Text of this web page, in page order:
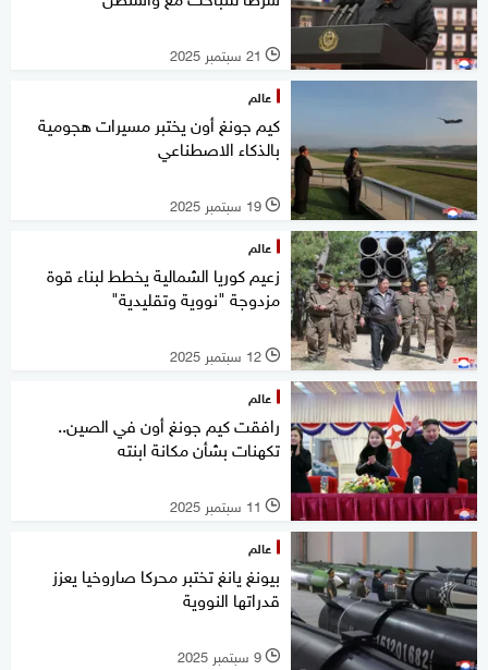
l 21 سبتمبر 2025
عالم
كيم جونغ أون يختبر مسيرات هجومية
بالذكاء الاصطناعي
l 19 سبتمبر 2025
عالم
زعيم كوريا الشمالية يخطط لبناء قوة
مزدوجة "نووية وتقليدية"
l 12 سبتمبر 2025
عالم
رافقت كيم جونغ أون في الصين..
تكهنات بشأن مكانة ابنته
l 11 سبتمبر 2025
عالم
بيونغ يانغ تختبر محركا صاروخيا يعزز
قدراتها النووية
l 9 سبتمبر 2025